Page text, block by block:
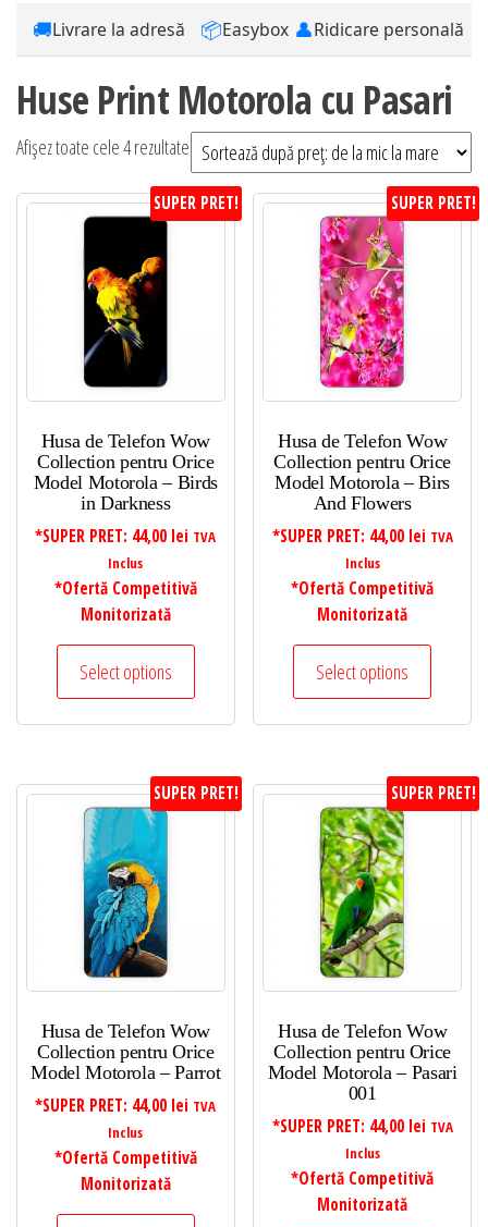
🚚Livrare la adresă 📦Easybox 👤Ridicare personală
Huse Print Motorola cu Pasari
Afișez toate cele 4 rezultate Sortat
după
preț:
SUPER PRET!
Husa de Telefon Wow
Collection pentru Orice
Model Motorola – Birds
in Darkness
*SUPER PRET: 44,00 lei TVA
Inclus
*Ofertă Competitivă
Monitorizată
Select options
SUPER PRET!
Husa de Telefon Wow
Collection pentru Orice
Model Motorola – Birs
And Flowers
*SUPER PRET: 44,00 lei TVA
Inclus
*Ofertă Competitivă
Monitorizată
Select options
SUPER PRET!
Husa de Telefon Wow
Collection pentru Orice
Model Motorola – Parrot
*SUPER PRET: 44,00 lei TVA
Inclus
*Ofertă Competitivă
Monitorizată
SUPER PRET!
Husa de Telefon Wow
Collection pentru Orice
Model Motorola – Pasari
001
*SUPER PRET: 44,00 lei TVA
Inclus
*Ofertă Competitivă
Monitorizată